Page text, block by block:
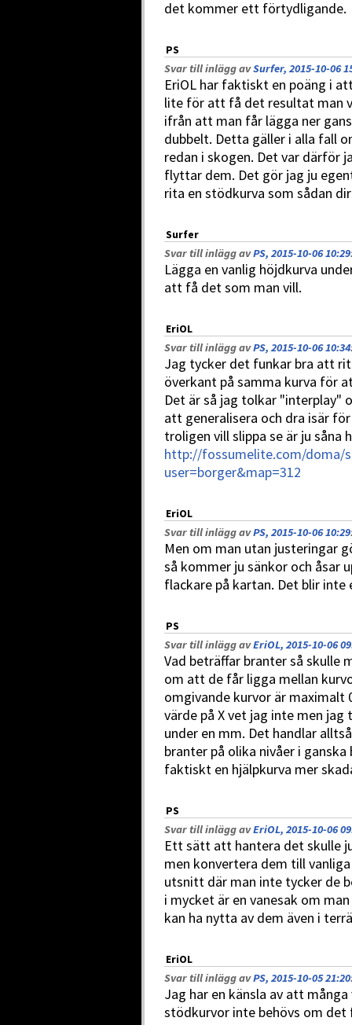
det kommer ett förtydligande.
PS
Svar till inlägg avSurfer, 2015-10-06
EriOL har faktiskt en poäng i
lite för att få det resultat man
ifrån att man får lägga ner
dubbelt. Detta gäller i alla fall
redan i skogen. Det var därför
flyttar dem. Det gör jag ju
rita en stödkurva som sådan
Surfer
Svar till inlägg avPS, 2015-10-06 10:29
Lägga en vanlig höjdkurva
att få det som man vill.
EriOL
Svar till inlägg avPS, 2015-10-06 10:34
Jag tycker det funkar bra att
överkant på samma kurva för
Det är så jag tolkar "interplay"
att generalisera och dra isär
troligen vill slippa se är ju såna
http://fossumelite.com/doma/
user=borger&map=312
EriOL
Svar till inlägg avPS, 2015-10-06 10:29
Men om man utan justeringar
så kommer ju sänkor och åsar
flackare på kartan. Det blir
PS
Svar till inlägg avEriOL, 2015-10-06
Vad beträffar branter så skulle
om att de får ligga mellan
omgivande kurvor är maximalt
värde på X vet jag inte men
under en mm. Det handlar
branter på olika nivåer i
faktiskt en hjälpkurva mer
PS
Svar till inlägg avEriOL, 2015-10-06
Ett sätt att hantera det skulle
men konvertera dem till
utsnitt där man inte tycker de
i mycket är en vanesak om
kan ha nytta av dem även i
EriOL
Svar till inlägg avPS, 2015-10-05 21:20
Jag har en känsla av att
stödkurvor inte behövs om det